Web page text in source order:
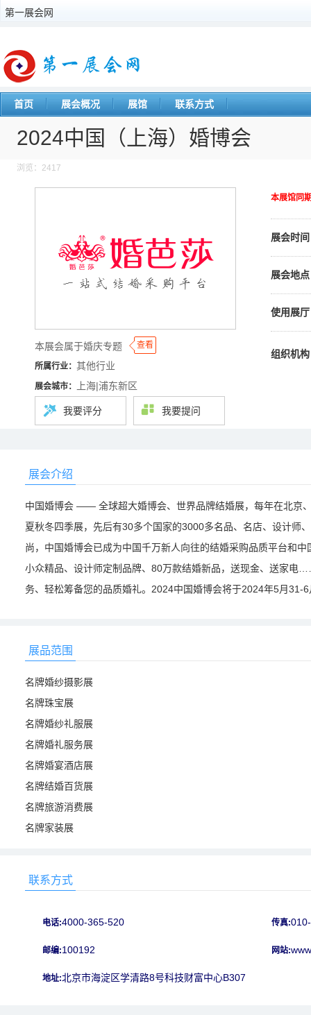
第一展会网
首页 展会概况 展馆 联系方式
2024中国（上海）婚博会
浏览：2417
本展馆同
展会时
展会地
使用展
组织机构
本展会属于婚庆专题 ◆
◆查看
所属行业： 其他行业
展会城市： 上海|浦东新区
我要评分 我要提问
展会介绍
中国婚博会 —— 全球超大婚博会、世界品牌结婚展，每年在北京
夏秋冬四季展，先后有30多个国家的3000多名品、名店、设计
尚，中国婚博会已成为中国千万新人向往的结婚采购品质平台和
小众精品、设计师定制品牌、80万款结婚新品，送现金、送家电
务、轻松筹备您的品质婚礼。2024中国婚博会将于2024年5月31-
展品范围
名牌婚纱摄影展
名牌珠宝展
名牌婚纱礼服展
名牌婚礼服务展
名牌婚宴酒店展
名牌结婚百货展
名牌旅游消费展
名牌家装展
联系方式
电话:4000-365-520 传真:
邮编:100192 网站:
地址:北京市海淀区学清路8号科技财富中心B307